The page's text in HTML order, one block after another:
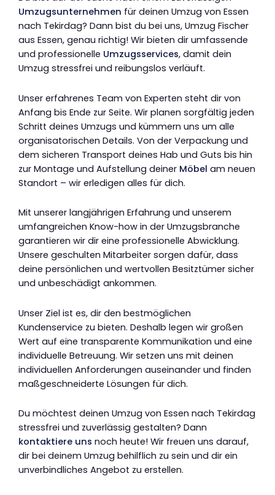
Umzugsunternehmen für deinen Umzug von Essen
nach Tekirdag? Dann bist du bei uns, Umzug Fischer
aus Essen, genau richtig! Wir bieten dir umfassende
und professionelle Umzugsservices, damit dein
Umzug stressfrei und reibungslos verläuft.
Unser erfahrenes Team von Experten steht dir von
Anfang bis Ende zur Seite. Wir planen sorgfältig jeden
Schritt deines Umzugs und kümmern uns um alle
organisatorischen Details. Von der Verpackung und
dem sicheren Transport deines Hab und Guts bis hin
zur Montage und Aufstellung deiner Möbel am neuen
Standort – wir erledigen alles für dich.
Mit unserer langjährigen Erfahrung und unserem
umfangreichen Know-how in der Umzugsbranche
garantieren wir dir eine professionelle Abwicklung.
Unsere geschulten Mitarbeiter sorgen dafür, dass
deine persönlichen und wertvollen Besitztümer sicher
und unbeschädigt ankommen.
Unser Ziel ist es, dir den bestmöglichen
Kundenservice zu bieten. Deshalb legen wir großen
Wert auf eine transparente Kommunikation und eine
individuelle Betreuung. Wir setzen uns mit deinen
individuellen Anforderungen auseinander und finden
maßgeschneiderte Lösungen für dich.
Du möchtest deinen Umzug von Essen nach Tekirdag
stressfrei und zuverlässig gestalten? Dann
kontaktiere uns noch heute! Wir freuen uns darauf,
dir bei deinem Umzug behilflich zu sein und dir ein
unverbindliches Angebot zu erstellen.